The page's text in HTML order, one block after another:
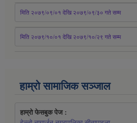
मिति २०७९/०९/०१ देखि २०७९/०९/३० गते सम्म
मिति २०७९/१०/०१ देखि २०७९/१०/२९ गते सम्म
हाम्रो सामाजिक सञ्जाल
हाम्रो फेसबुक पेज :